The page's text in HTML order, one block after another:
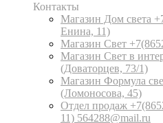
Контакты
Магазин Дом света
Енина, 11)
Магазин Свет
Магазин Свет в
(Доваторцев, 73/1)
Магазин Формула
(Ломоносова, 45)
Отдел продаж
11) 564288@mail.ru